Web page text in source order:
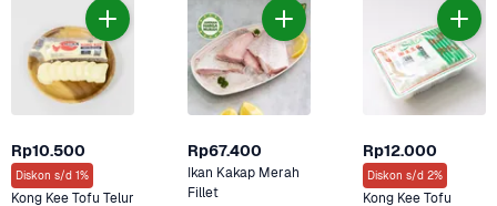
Rp10.500
Diskon s/d 1%
Kong Kee Tofu Telur
Rp67.400
Ikan Kakap Merah
Fillet
Rp12.000
Diskon s/d 2%
Kong Kee Tofu